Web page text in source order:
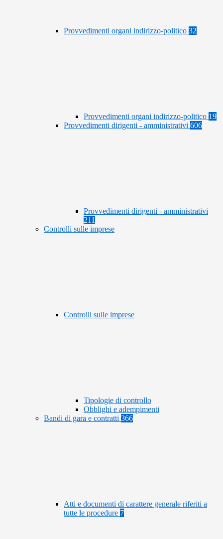
Provvedimenti organi indirizzo-politico 32
Provvedimenti organi indirizzo-politico 19
Provvedimenti dirigenti - amministrativi 606
Provvedimenti dirigenti - amministrativi
211
Controlli sulle imprese
Controlli sulle imprese
Tipologie di controllo
Obblighi e adempimenti
Bandi di gara e contratti 366
Atti e documenti di carattere generale riferiti a
tutte le procedure 7